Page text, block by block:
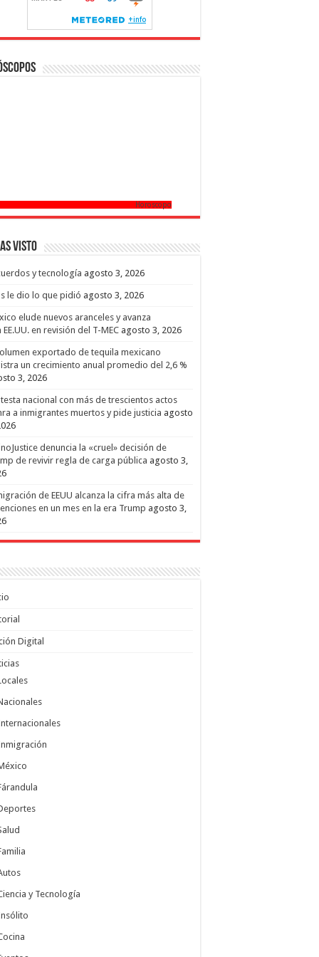
Horoscopo
Visto
y tecnología agosto 3, 2026
le dio lo que pidió agosto 3, 2026
elude nuevos aranceles y avanza
EE.UU. en revisión del T-MEC agosto 3, 2026
exportado de tequila mexicano
un crecimiento anual promedio del 2,6 %
3, 2026
nacional con más de trescientos actos
a inmigrantes muertos y pide justicia agosto
denuncia la «cruel» decisión de
de revivir regla de carga pública agosto 3,
de EEUU alcanza la cifra más alta de
en un mes en la era Trump agosto 3,
Digital
y Tecnología